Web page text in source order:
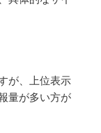
が、上位表示
量が多い方が